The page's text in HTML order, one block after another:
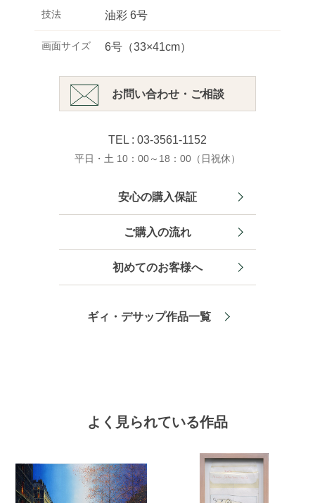
技法 油彩 6号
画面サイズ 6号（33×41cm）
お問い合わせ・ご相談
TEL : 03-3561-1152
平日・土 10：00～18：00（日祝休）
安心の購入保証
ご購入の流れ
初めてのお客様へ
ギィ・デサップ作品一覧
よく見られている作品